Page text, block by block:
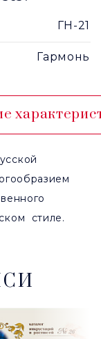
ГН-21
Гармонь
стиле.